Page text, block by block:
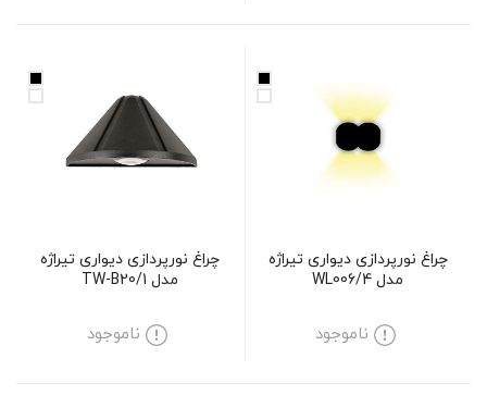
چراغ نورپردازی دیواری تیراژه
مدل WL006/4
ناموجود
چراغ نورپردازی دیواری تیراژه
مدل TW-B20/1
ناموجود